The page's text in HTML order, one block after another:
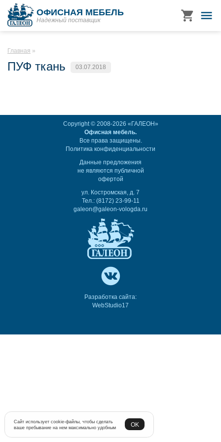
ОФИСНАЯ МЕБЕЛЬ
Надежный поставщик
Главная
ПУФ ткань 03.07.2018
Copyright © 2008-2026 «ГАЛЕОН»
Офисная мебель.
Все права защищены.
Политика конфиденциальности
Данные предложения
не являются публичной
офертой
ул. Костромская, д. 7
Тел.: (8172) 23-99-11
galeon@galeon-vologda.ru
Разработка сайта:
WebStudio17
Сайт использует cookie-файлы, чтобы сделать
ваше пребывание на нем максимально удобным
OK